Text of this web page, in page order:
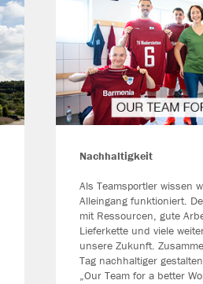
Nachhaltigkeit
Als Teamsportler wissen
Alleingang funktioniert.
mit Ressourcen, gute
Lieferkette und viele
unsere Zukunft.
Tag nachhaltiger
„Our Team for a better